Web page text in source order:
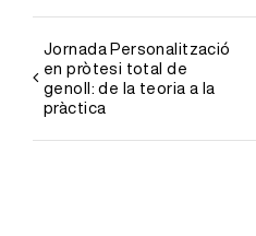
Jornada Personalització
en pròtesi total de
genoll: de la teoria a la
pràctica